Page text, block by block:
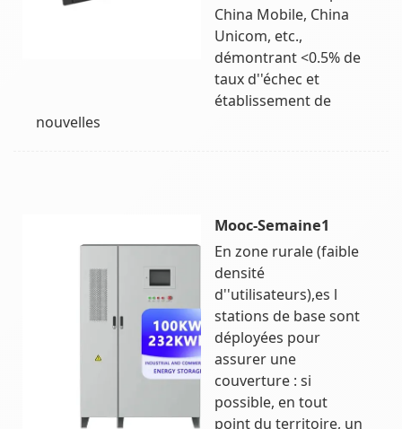
China Mobile, China
Unicom, etc.,
démontrant <0.5% de
taux d''échec et
établissement de
nouvelles
Mooc-Semaine1
En zone rurale (faible
densité
d''utilisateurs),es l
stations de base sont
déployées pour
assurer une
couverture : si
possible, en tout
point du territoire, un